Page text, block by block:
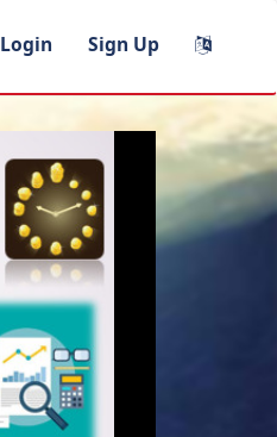
Login Sign Up